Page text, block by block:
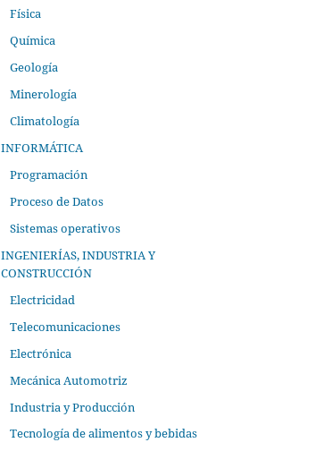
Física
Química
Geología
Minerología
Climatología
INFORMÁTICA
Programación
Proceso de Datos
Sistemas operativos
INGENIERÍAS, INDUSTRIA Y
CONSTRUCCIÓN
Electricidad
Telecomunicaciones
Electrónica
Mecánica Automotriz
Industria y Producción
Tecnología de alimentos y bebidas